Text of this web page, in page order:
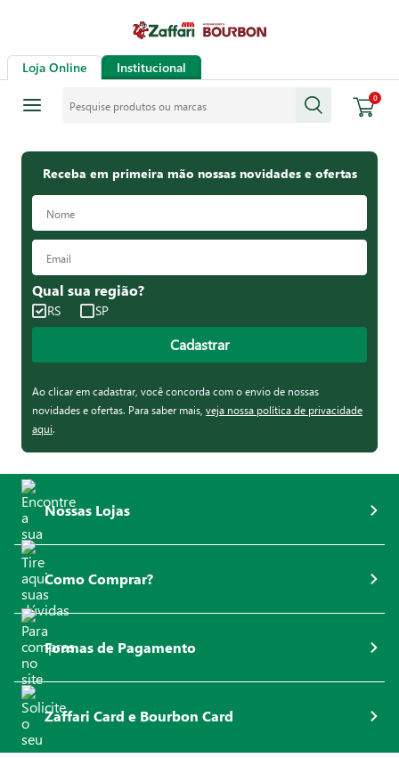
Loja Online Institucional
0
Receba em primeira mão nossas novidades e ofertas
Qual sua região?
RS SP
Cadastrar
Ao clicar em cadastrar, você concorda com o envio de nossas
novidades e ofertas. Para saber mais, veja nossa política de privacidade
aqui.
Nossas Lojas
Como Comprar?
Formas de Pagamento
Zaffari Card e Bourbon Card